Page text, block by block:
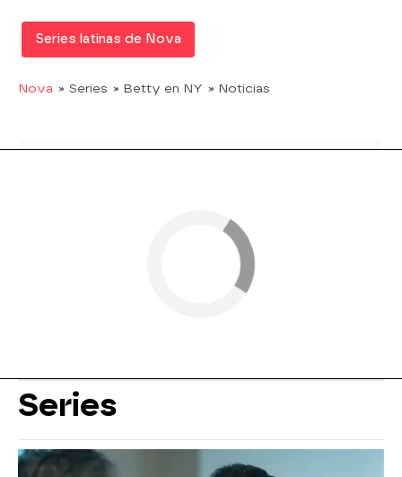
Series latinas de Nova
Nova » Series » Betty en NY » Noticias
Series